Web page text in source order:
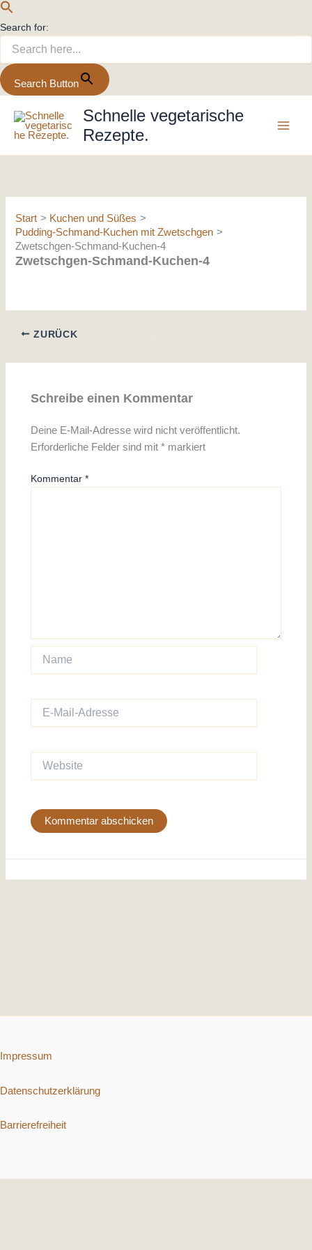
Search for:
Search Button
Inhalt
springen
Schnelle vegetarische
Rezepte.
Start
Kuchen und Süßes
Pudding-Schmand-Kuchen mit Zwetschgen
Zwetschgen-Schmand-Kuchen-4
Zwetschgen-Schmand-Kuchen-4
ZURÜCK
Schreibe einen Kommentar
Deine E-Mail-Adresse wird nicht veröffentlicht.
Erforderliche Felder sind mit* markiert
Kommentar*
Name
Mail-
Impressum
Datenschutzerklärung
Barrierefreiheit